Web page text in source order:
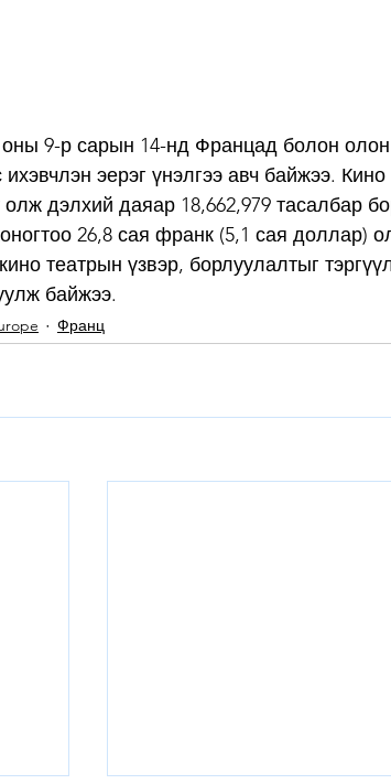
оны 9-р сарын 14-нд Францад болон
эерэг үнэлгээ авч байжээ.
дэлхий даяар 18,662,979 тасалбар
26,8 сая франк (5,1 сая доллар)
театрын үзвэр, борлуулалтыг
байжээ.
Франц